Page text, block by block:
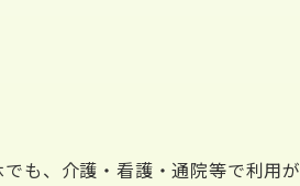
も、介護・看護・通院等で利用が